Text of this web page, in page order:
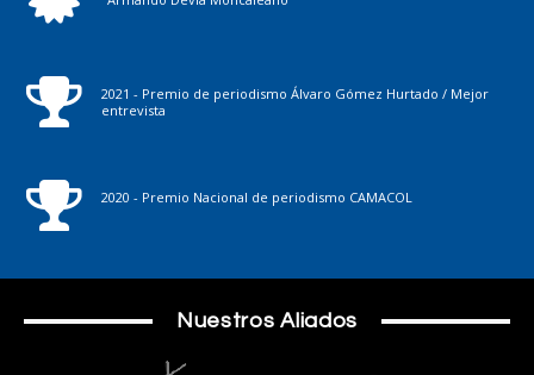
2021 - Premio de periodismo Álvaro Gómez Hurtado / Mejor
entrevista
2020 - Premio Nacional de periodismo CAMACOL
Nuestros Aliados